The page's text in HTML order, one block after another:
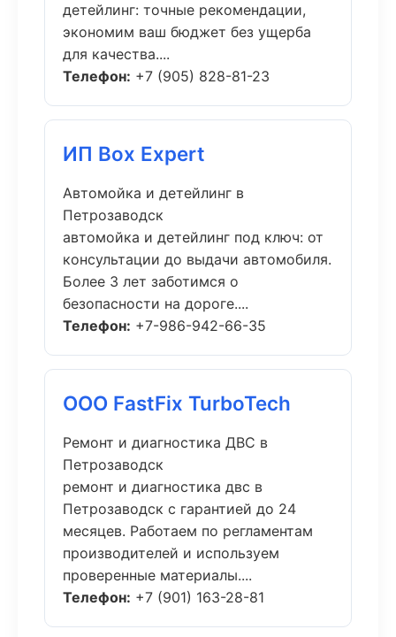
детейлинг: точные рекомендации,
экономим ваш бюджет без ущерба
для качества....
Телефон: +7 (905) 828-81-23
ИП Box Expert
Автомойка и детейлинг в
Петрозаводск
автомойка и детейлинг под ключ: от
консультации до выдачи автомобиля.
Более 3 лет заботимся о
безопасности на дороге....
Телефон: +7-986-942-66-35
ООО FastFix TurboTech
Ремонт и диагностика ДВС в
Петрозаводск
ремонт и диагностика двс в
Петрозаводск с гарантией до 24
месяцев. Работаем по регламентам
производителей и используем
проверенные материалы....
Телефон: +7 (901) 163-28-81